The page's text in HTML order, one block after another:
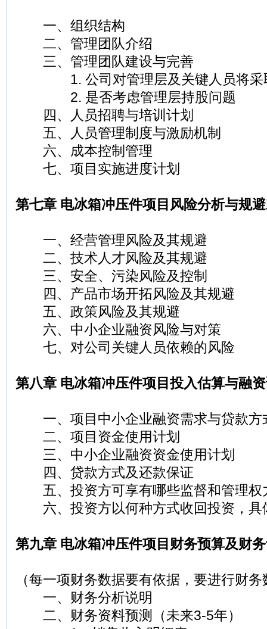
一、组织结构
二、管理团队介绍
三、管理团队建设与完善
1. 公司对管理层及关键人员将采
2. 是否考虑管理层持股问题
四、人员招聘与培训计划
五、人员管理制度与激励机制
六、成本控制管理
七、项目实施进度计划
第七章 电冰箱冲压件项目风险分析与规
一、经营管理风险及其规避
二、技术人才风险及其规避
三、安全、污染风险及控制
四、产品市场开拓风险及其规避
五、政策风险及其规避
六、中小企业融资风险与对策
七、对公司关键人员依赖的风险
第八章 电冰箱冲压件项目投入估算与融
一、项目中小企业融资需求与贷款方
二、项目资金使用计划
三、中小企业融资资金使用计划
四、贷款方式及还款保证
五、投资方可享有哪些监督和管理权
六、投资方以何种方式收回投资，具
第九章 电冰箱冲压件项目财务预算及财
（每一项财务数据要有依据，要进行财
一、财务分析说明
二、财务资料预测（未来3-5年）